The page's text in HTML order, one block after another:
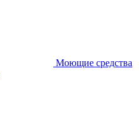
Моющие средства